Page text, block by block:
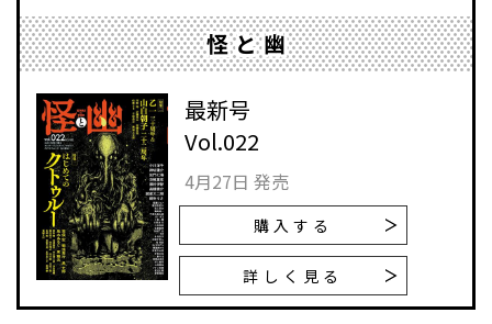
怪と幽
最新号
Vol.022
4月27日 発売
購入する
詳しく見る